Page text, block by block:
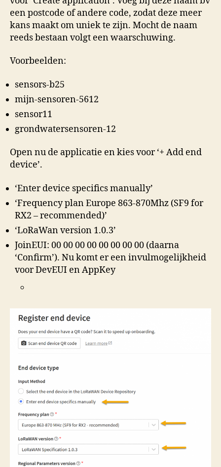
een postcode of andere code, zodat deze meer
kans maakt om uniek te zijn. Mocht de naam
reeds bestaan volgt een waarschuwing.
Voorbeelden:
sensors-b25
mijn-sensoren-5612
sensor11
grondwatersensoren-12
Open nu de applicatie en kies voor ‘+ Add end
device’.
‘Enter device specifics manually’
‘Frequency plan Europe 863-870Mhz (SF9 for
RX2 – recommended)’
‘LoRaWan version 1.0.3’
JoinEUI: 00 00 00 00 00 00 00 00 (daarna
‘Confirm’). Nu komt er een invulmogelijkheid
voor DevEUI en AppKey